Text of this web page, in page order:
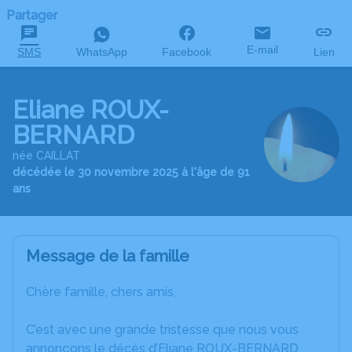
Partager
SMS WhatsApp Facebook E-mail Lien
Eliane ROUX-
BERNARD
née CAILLAT
décédée le 30 novembre 2025 à l'âge de 91
ans
Message de la famille
Chère famille, chers amis,
C’est avec une grande tristesse que nous vous
annonçons le décès d’Eliane ROUX-BERNARD